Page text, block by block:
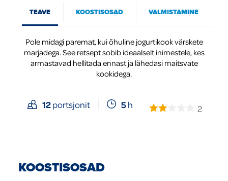
Global
TEAVE KOOSTISOSAD VALMISTAMINE
Pole midagi paremat, kui õhuline jogurtikook värskete
marjadega. See retsept sobib ideaalselt inimestele, kes
armastavad hellitada ennast ja lähedasi maitsvate
kookidega.
12portsjonit 5h 2
KOOSTISOSAD